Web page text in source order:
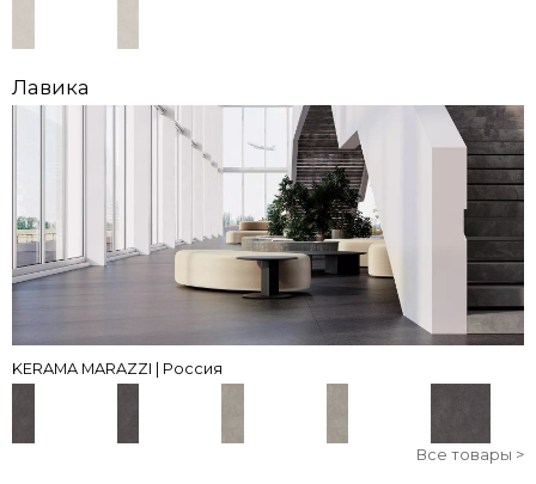
Лавика
KERAMA MARAZZI | Россия
Все товары >